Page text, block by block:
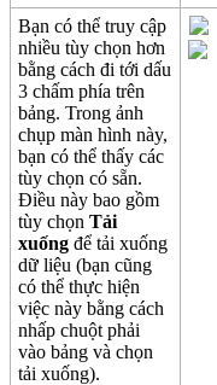
Bạn có thể truy cập
nhiều tùy chọn hơn
bằng cách đi tới dấu
3 chấm phía trên
bảng. Trong ảnh
chụp màn hình này,
bạn có thể thấy các
tùy chọn có sẵn.
Điều này bao gồm
tùy chọn Tải
xuống để tải xuống
dữ liệu (bạn cũng
có thể thực hiện
việc này bằng cách
nhấp chuột phải
vào bảng và chọn
tải xuống).